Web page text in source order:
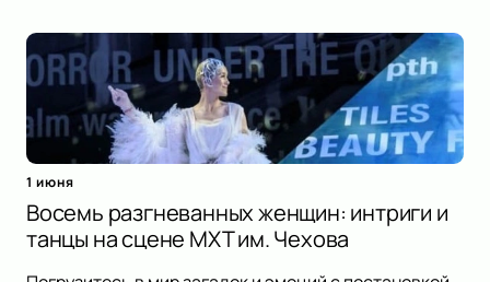
1 июня
Восемь разгневанных женщин: интриги и
танцы на сцене МХТ им. Чехова